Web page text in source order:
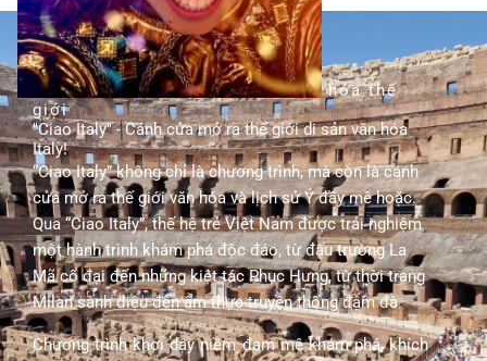
hành trình khám phá di sản văn hóa thế
giới
"Ciao Italy" - Cánh cửa mở ra thế giới di sản văn hóa
Italy!
“Ciao Italy” không chỉ là chương trình, mà còn là cánh
cửa mở ra thế giới văn hóa và lịch sử Ý đầy mê hoặc.
Qua “Ciao Italy”, thế hệ trẻ Việt Nam được trải nghiệm
một hành trình khám phá độc đáo, từ đấu trường La
Mã cổ đại đến những kiệt tác Phục Hưng, từ thời trang
Milan sành điệu đến ẩm thực truyền thống đậm đà.
Chương trình khơi dậy niềm đam mê khám phá, khích